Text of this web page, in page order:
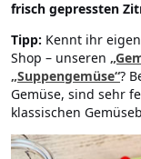
frisch gepressten
Tipp: Kennt ihr
Shop – unseren
„Suppengemüse“?
Gemüse, sind sehr
klassischen